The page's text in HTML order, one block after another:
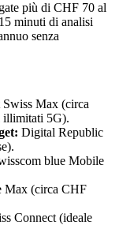
più di CHF 70 al
minuti di analisi
senza
Swiss Max (circa
illimitati 5G).
Digital Republic
blue Mobile
Max (circa CHF
Connect (ideale